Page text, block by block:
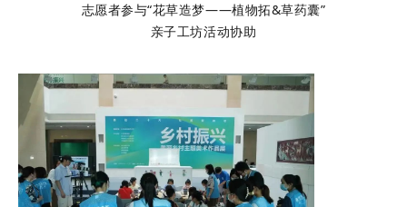
志愿者参与“花草造梦——植物拓&草药囊”
亲子工坊活动协助